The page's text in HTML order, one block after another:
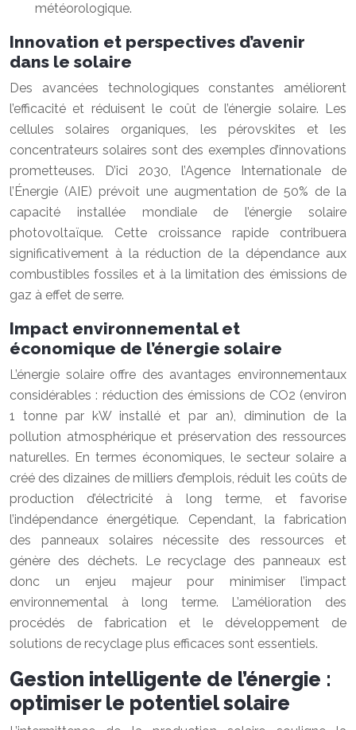
météorologique.
Innovation et perspectives d’avenir
dans le solaire
Des avancées technologiques constantes améliorent
l’efficacité et réduisent le coût de l’énergie solaire. Les
cellules solaires organiques, les pérovskites et les
concentrateurs solaires sont des exemples d’innovations
prometteuses. D’ici 2030, l’Agence Internationale de
l’Énergie (AIE) prévoit une augmentation de 50% de la
capacité installée mondiale de l’énergie solaire
photovoltaïque. Cette croissance rapide contribuera
significativement à la réduction de la dépendance aux
combustibles fossiles et à la limitation des émissions de
gaz à effet de serre.
Impact environnemental et
économique de l’énergie solaire
L’énergie solaire offre des avantages environnementaux
considérables : réduction des émissions de CO2 (environ
1 tonne par kW installé et par an), diminution de la
pollution atmosphérique et préservation des ressources
naturelles. En termes économiques, le secteur solaire a
créé des dizaines de milliers d’emplois, réduit les coûts de
production d’électricité à long terme, et favorise
l’indépendance énergétique. Cependant, la fabrication
des panneaux solaires nécessite des ressources et
génère des déchets. Le recyclage des panneaux est
donc un enjeu majeur pour minimiser l’impact
environnemental à long terme. L’amélioration des
procédés de fabrication et le développement de
solutions de recyclage plus efficaces sont essentiels.
Gestion intelligente de l’énergie :
optimiser le potentiel solaire